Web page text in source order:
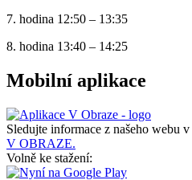
7. hodina 12:50 – 13:35
8. hodina 13:40 – 14:25
Mobilní aplikace
Sledujte informace z našeho webu v
V OBRAZE.
Volně ke stažení: